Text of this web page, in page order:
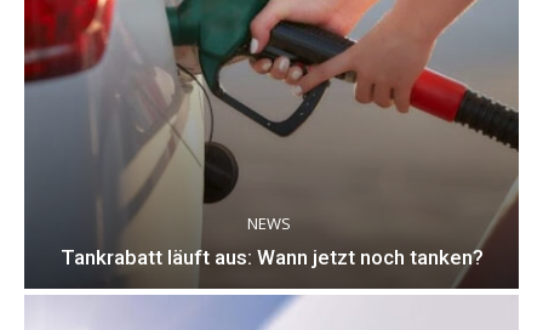
NEWS
Tankrabatt läuft aus: Wann jetzt noch tanken?